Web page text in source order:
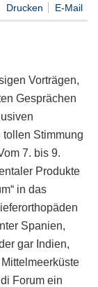
Drucken E-Mail
Vorträgen,
Gesprächen
Stimmung
7. bis 9.
Produkte
in das
Spanien,
gar Indien,
Forum ein